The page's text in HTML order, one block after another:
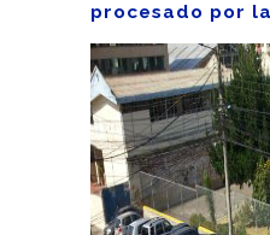
procesado por